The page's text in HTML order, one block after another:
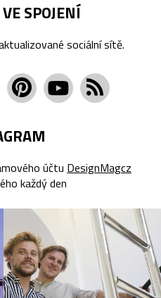
SPOJENÍ
sociální sítě.
účtu DesignMagcz
každý den